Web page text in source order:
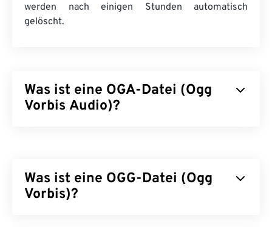
werden nach einigen Stunden automatisch
gelöscht.
Was ist eine OGA-Datei (Ogg
Vorbis Audio)?
grundlegende Funktionalität von OGA: „Ogg“ ist
der Name des Containers, „Vorbis“ der Name des
Was ist eine OGG-Datei (Ogg
Vorbis)?